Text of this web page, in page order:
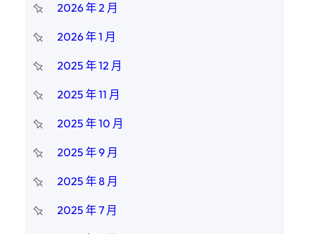
2026 年 2 月
2026 年 1 月
2025 年 12 月
2025 年 11 月
2025 年 10 月
2025 年 9 月
2025 年 8 月
2025 年 7 月